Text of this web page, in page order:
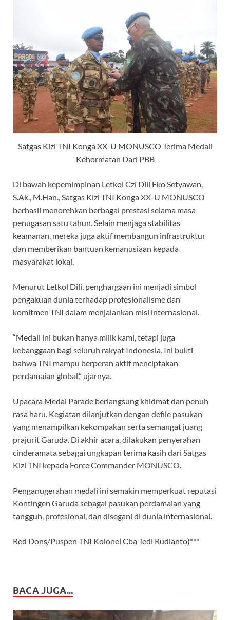
Satgas Kizi TNI Konga XX-U MONUSCO Terima Medali
Kehormatan Dari PBB
Di bawah kepemimpinan Letkol Czi Dili Eko Setyawan,
S.Ak., M.Han., Satgas Kizi TNI Konga XX-U MONUSCO
berhasil menorehkan berbagai prestasi selama masa
penugasan satu tahun. Selain menjaga stabilitas
keamanan, mereka juga aktif membangun infrastruktur
dan memberikan bantuan kemanusiaan kepada
masyarakat lokal.
Menurut Letkol Dili, penghargaan ini menjadi simbol
pengakuan dunia terhadap profesionalisme dan
komitmen TNI dalam menjalankan misi internasional.
“Medali ini bukan hanya milik kami, tetapi juga
kebanggaan bagi seluruh rakyat Indonesia. Ini bukti
bahwa TNI mampu berperan aktif menciptakan
perdamaian global,” ujarnya.
Upacara Medal Parade berlangsung khidmat dan penuh
rasa haru. Kegiatan dilanjutkan dengan defile pasukan
yang menampilkan kekompakan serta semangat juang
prajurit Garuda. Di akhir acara, dilakukan penyerahan
cinderamata sebagai ungkapan terima kasih dari Satgas
Kizi TNI kepada Force Commander MONUSCO.
Penganugerahan medali ini semakin memperkuat reputasi
Kontingen Garuda sebagai pasukan perdamaian yang
tangguh, profesional, dan disegani di dunia internasional.
Red Dons/Puspen TNI Kolonel Cba Tedi Rudianto)***
BACA JUGA...